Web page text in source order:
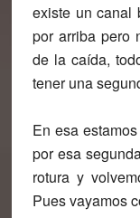
existe un canal
por arriba pero
de la caída,
tener una
En esa
por esa
rotura y
Pues vayamos